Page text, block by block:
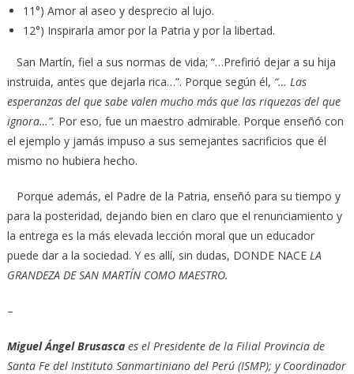
11°) Amor al aseo y desprecio al lujo.
12°) Inspirarla amor por la Patria y por la libertad.
San Martín, fiel a sus normas de vida; “…Prefirió dejar a su hija
instruida, antes que dejarla rica…”. Porque según él, “… Las
esperanzas del que sabe valen mucho más que las riquezas del que
ignora…”. Por eso, fue un maestro admirable. Porque enseñó con
el ejemplo y jamás impuso a sus semejantes sacrificios que él
mismo no hubiera hecho.
Porque además, el Padre de la Patria, enseñó para su tiempo y
para la posteridad, dejando bien en claro que el renunciamiento y
la entrega es la más elevada lección moral que un educador
puede dar a la sociedad. Y es allí, sin dudas, DONDE NACELA
GRANDEZA DE SAN MARTÍN COMO MAESTRO.
–
Miguel Ángel Brusascaes el Presidente de la Filial Provincia de
Santa Fe del Instituto Sanmartiniano del Perú (ISMP); y Coordinador